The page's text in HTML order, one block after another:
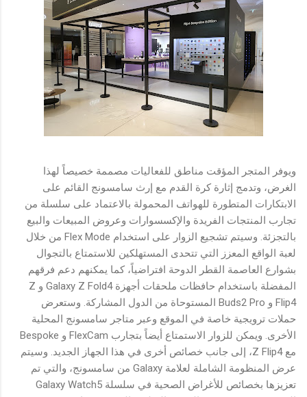
ويوفر المتجر المؤقت مناطق للفعاليات مصممة خصيصاً لهذا
الغرض، وتدمج إثارة كرة القدم مع إرث سامسونج القائم على
الابتكارات المتطورة للهواتف المحمولة بالاعتماد على سلسلة من
تجارب المنتجات الفريدة والإكسسوارات وعروض المبيعات والبيع
بالتجزئة. وسيتم تشجيع الزوار على استخدام Flex Mode من خلال
لعبة الواقع المعزز التي تتحدى المستهلكين للاستمتاع بالتجوال
بشوارع العاصمة القطر الدوحة افتراضياً، كما يمكنهم دعم فرقهم
المفضلة باستخدام حافظات ملحقات أجهزة Galaxy Z Fold4 و Z
Flip4 و Buds2 Pro المستوحاة من الدول المشاركة. وستعرض
حملات ترويجية خاصة في الموقع وعبر متاجر سامسونج المحلية
الأخرى. ويمكن للزوار الاستمتاع أيضاً بتجارب FlexCam و Bespoke
مع Z Flip4، إلى جانب خصائص أخرى في هذا الجهاز الجديد. وسيتم
عرض المنظومة الشاملة لعلامة Galaxy من سامسونج، والتي تم